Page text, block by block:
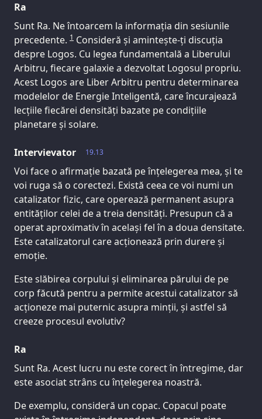
Ra
Sunt Ra. Ne întoarcem la informația din sesiunile
precedente. 1 Consideră și amintește-ți discuția
despre Logos. Cu legea fundamentală a Liberului
Arbitru, fiecare galaxie a dezvoltat Logosul propriu.
Acest Logos are Liber Arbitru pentru determinarea
modelelor de Energie Inteligentă, care încurajează
lecțiile fiecărei densități bazate pe condițiile
planetare și solare.
19.13
Intervievator
Voi face o afirmație bazată pe înțelegerea mea, și te
voi ruga să o corectezi. Există ceea ce voi numi un
catalizator fizic, care operează permanent asupra
entităților celei de a treia densități. Presupun că a
operat aproximativ în același fel în a doua densitate.
Este catalizatorul care acționează prin durere și
emoție.
Este slăbirea corpului și eliminarea părului de pe
corp făcută pentru a permite acestui catalizator să
acționeze mai puternic asupra minții, și astfel să
creeze procesul evolutiv?
Ra
Sunt Ra. Acest lucru nu este corect în întregime, dar
este asociat strâns cu înțelegerea noastră.
De exemplu, consideră un copac. Copacul poate